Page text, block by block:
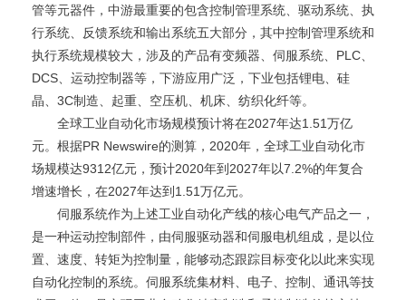
管等元器件，中游最重要的包含控制管理系统、驱动系统、执
行系统、反馈系统和输出系统五大部分，其中控制管理系统和
执行系统规模较大，涉及的产品有变频器、伺服系统、PLC、
DCS、运动控制器等，下游应用广泛，下业包括锂电、硅
晶、3C制造、起重、空压机、机床、纺织化纤等。
全球工业自动化市场规模预计将在2027年达1.51万亿
元。根据PR Newswire的测算，2020年，全球工业自动化市
场规模达9312亿元，预计2020年到2027年以7.2%的年复合
增速增长，在2027年达到1.51万亿元。
伺服系统作为上述工业自动化产线的核心电气产品之一，
是一种运动控制部件，由伺服驱动器和伺服电机组成，是以位
置、速度、转矩为控制量，能够动态跟踪目标变化以此来实现
自动化控制的系统。伺服系统集材料、电子、控制、通讯等技